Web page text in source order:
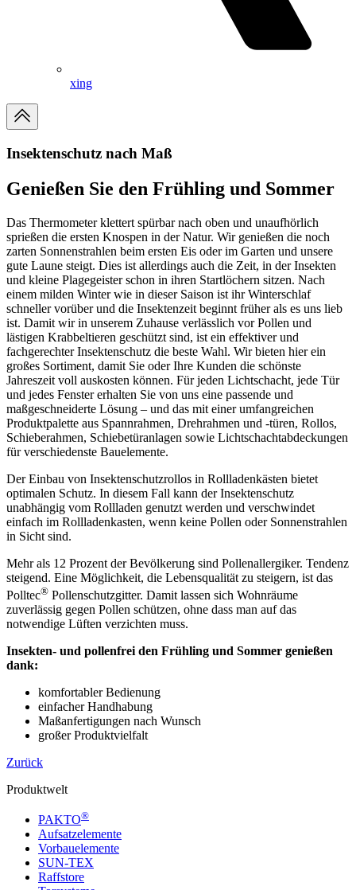
xing
Insektenschutz nach Maß
Genießen Sie den Frühling und Sommer
Das Thermometer klettert spürbar nach oben und unaufhörlich
sprießen die ersten Knospen in der Natur. Wir genießen die noch
zarten Sonnenstrahlen beim ersten Eis oder im Garten und unsere
gute Laune steigt. Dies ist allerdings auch die Zeit, in der Insekten
und kleine Plagegeister schon in ihren Startlöchern sitzen. Nach
einem milden Winter wie in dieser Saison ist ihr Winterschlaf
schneller vorüber und die Insektenzeit beginnt früher als es uns lieb
ist. Damit wir in unserem Zuhause verlässlich vor Pollen und
lästigen Krabbeltieren geschützt sind, ist ein effektiver und
fachgerechter Insektenschutz die beste Wahl. Wir bieten hier ein
großes Sortiment, damit Sie oder Ihre Kunden die schönste
Jahreszeit voll auskosten können. Für jeden Lichtschacht, jede Tür
und jedes Fenster erhalten Sie von uns eine passende und
maßgeschneiderte Lösung – und das mit einer umfangreichen
Produktpalette aus Spannrahmen, Drehrahmen und -türen, Rollos,
Schieberahmen, Schiebetüranlagen sowie Lichtschachtabdeckungen
für verschiedenste Bauelemente.
Der Einbau von Insektenschutzrollos in Rollladenkästen bietet
optimalen Schutz. In diesem Fall kann der Insektenschutz
unabhängig vom Rollladen genutzt werden und verschwindet
einfach im Rollladenkasten, wenn keine Pollen oder Sonnenstrahlen
in Sicht sind.
Mehr als 12 Prozent der Bevölkerung sind Pollenallergiker. Tendenz
steigend. Eine Möglichkeit, die Lebensqualität zu steigern, ist das
Polltec® Pollenschutzgitter. Damit lassen sich Wohnräume
zuverlässig gegen Pollen schützen, ohne dass man auf das
notwendige Lüften verzichten muss.
Insekten- und pollenfrei den Frühling und Sommer genießen
dank:
komfortabler Bedienung
einfacher Handhabung
Maßanfertigungen nach Wunsch
großer Produktvielfalt
Zurück
Produktwelt
PAKTO®
Aufsatzelemente
Vorbauelemente
SUN-TEX
Raffstore